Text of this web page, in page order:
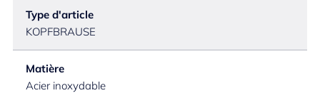
Type d'article
KOPFBRAUSE
Matière
Acier inoxydable